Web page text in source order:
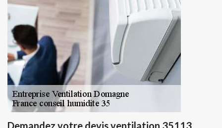
Demandez votre devis ventilation 35113